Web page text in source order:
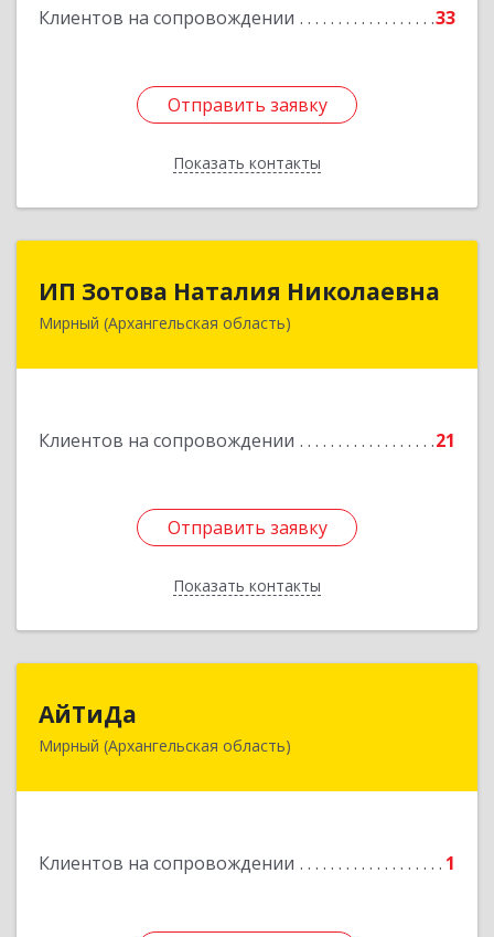
Клиентов на сопровождении 33
Отправить заявку
Показать контакты
Отправить заявку
Назад
ИП Зотова Наталия Николаевна
Мирный (Архангельская область)
Клиентов на сопровождении 21
Отправить заявку
Показать контакты
164170, г.Мирный, Архангельской обл.,
Отправить заявку
Назад
АйТиДа
Мирный (Архангельская область)
Клиентов на сопровождении 1
164170, Архангельская обл, Мирный г,